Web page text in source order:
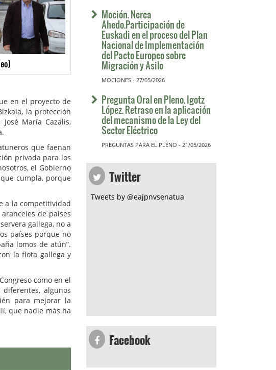
en el proyecto de
la protección
María Cazalis,
que faenan
privada para los
el Gobierno
cumpla, porque
a la competitividad
de países
gallega, no a
países porque no
lomos de atún”.
la flota gallega y
como en el
algunos
para mejorar la
que nadie más ha
Moción. Nerea
Ahedo.Participación de
Euskadi en el proceso del Plan
Nacional de Implementación
del Pacto Europeo sobre
Migración y Asilo
MOCIONES - 27/05/2026
Pregunta Oral en Pleno. Igotz
López. Retraso en la aplicación
del mecanismo de la Ley del
Sector Eléctrico
PREGUNTAS PARA EL PLENO - 21/05/2026
Twitter
Tweets by @eajpnvsenatua
Facebook